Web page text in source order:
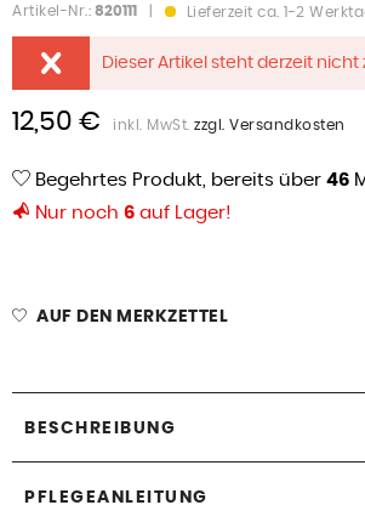
Artikel-Nr.: 820111 Lieferzeit ca. 1-2
Dieser Artikel steht derzeit nicht
12,50 € inkl. MwSt. zzgl. Versandkosten
Begehrtes Produkt, bereits über 46
Nur noch 6 auf Lager!
AUF DEN MERKZETTEL
BESCHREIBUNG
PFLEGEANLEITUNG